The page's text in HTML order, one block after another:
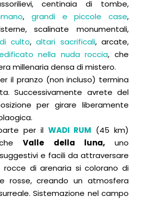
centinaia di tombe,
,grandi e piccole case,
scalinate monumentali,
culto,altari sacrificali, arcate,
nella nuda roccia, che
millenaria densa di mistero.
il pranzo (non incluso) termina
Successivamente avrete del
per girare liberamente
per il WADI RUM (45 km)
Valle della luna,uno
e facili da attraversare
di arenaria si colorano di
rosse, creando un atmosfera
Sistemazione nel campo